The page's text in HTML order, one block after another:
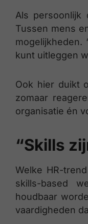
Als persoonlijk
Tussen mens
kunt uitleggen
Ook hier duikt
zomaar
organisatie én
“Skills
Welke HR-
skills-based
houdbaar
vaardigheden